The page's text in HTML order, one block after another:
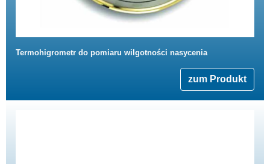
Termohigrometr do pomiaru wilgotności nasycenia
zum Produkt